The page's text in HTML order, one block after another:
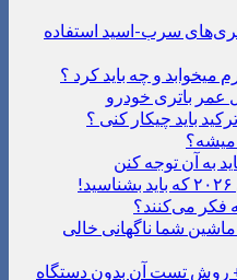
سرب-اسید استفاده
میخوابد و چه باید کرد ؟
باید چیکار کنی ؟
میشه؟
به آن توجه کنن
ماشین شما ناگهانی خالی